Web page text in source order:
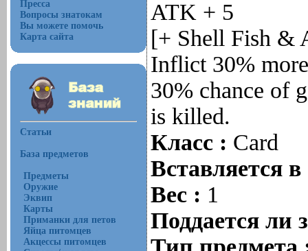
Пресса
Вопросы знатокам
Вы можете помочь
Карта сайта
Статьи
База предметов
Предметы
Оружие
Эквип
Карты
Приманки для петов
Яйца питомцев
Акцессы питомцев
ATK + 5
[+ Shell Fish &
Inflict 30%
30% chance of
is killed.
Класс : Card
Вставляется
Вес : 1
Поддается ли